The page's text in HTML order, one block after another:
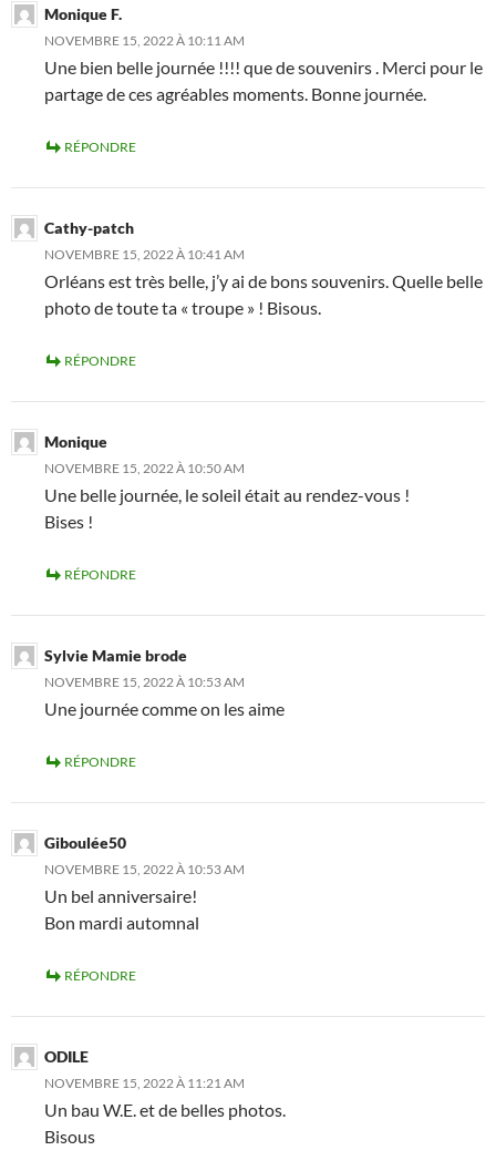
Monique F.
NOVEMBRE 15, 2022 À 10:11 AM
Une bien belle journée !!!! que de souvenirs . Merci pour le
partage de ces agréables moments. Bonne journée.
RÉPONDRE
Cathy-patch
NOVEMBRE 15, 2022 À 10:41 AM
Orléans est très belle, j’y ai de bons souvenirs. Quelle belle
photo de toute ta « troupe » ! Bisous.
RÉPONDRE
Monique
NOVEMBRE 15, 2022 À 10:50 AM
Une belle journée, le soleil était au rendez-vous !
Bises !
RÉPONDRE
Sylvie Mamie brode
NOVEMBRE 15, 2022 À 10:53 AM
Une journée comme on les aime
RÉPONDRE
Giboulée50
NOVEMBRE 15, 2022 À 10:53 AM
Un bel anniversaire!
Bon mardi automnal
RÉPONDRE
ODILE
NOVEMBRE 15, 2022 À 11:21 AM
Un bau W.E. et de belles photos.
Bisous